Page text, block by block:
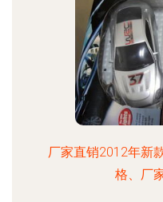
厂家直销2012年新
格、厂